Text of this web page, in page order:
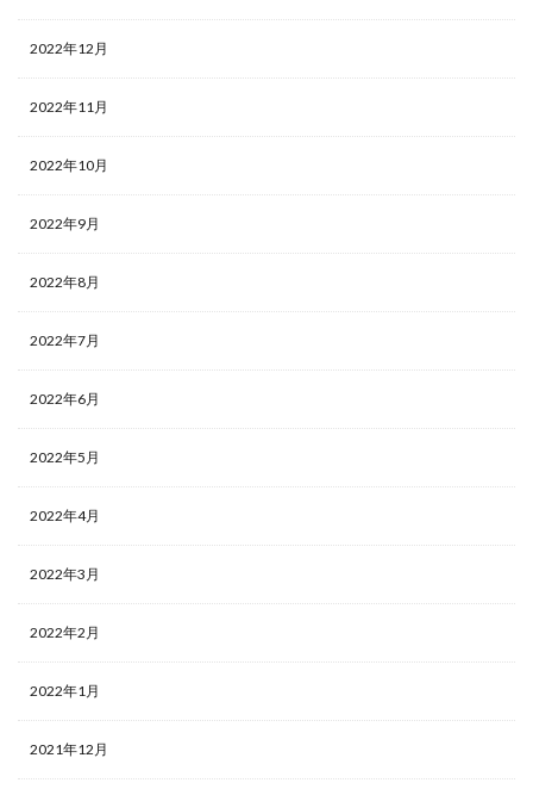
2022年12月
2022年11月
2022年10月
2022年9月
2022年8月
2022年7月
2022年6月
2022年5月
2022年4月
2022年3月
2022年2月
2022年1月
2021年12月